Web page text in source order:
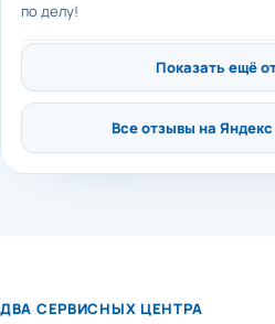
по делу!
Показать ещё
Все отзывы на
ДВА СЕРВИСНЫХ ЦЕНТРА